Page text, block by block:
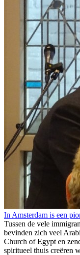
In Amsterdam is een
Tussen de vele
bevinden zich veel
Church of Egypt en
spiritueel thuis creëren